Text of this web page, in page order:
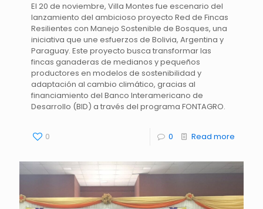
El 20 de noviembre, Villa Montes fue escenario del
lanzamiento del ambicioso proyecto Red de Fincas
Resilientes con Manejo Sostenible de Bosques, una
iniciativa que une esfuerzos de Bolivia, Argentina y
Paraguay. Este proyecto busca transformar las
fincas ganaderas de medianos y pequeños
productores en modelos de sostenibilidad y
adaptación al cambio climático, gracias al
financiamiento del Banco Interamericano de
Desarrollo (BID) a través del programa FONTAGRO.
0 0 Read more